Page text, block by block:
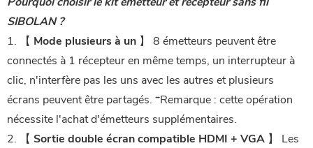
SIBOLAN ?
1. 【 Mode plusieurs à un 】 8 émetteurs peuvent être
connectés à 1 récepteur en même temps, un interrupteur à
clic, n'interfère pas les uns avec les autres et plusieurs
écrans peuvent être partagés. *Remarque : cette opération
nécessite l'achat d'émetteurs supplémentaires.
2. 【 Sortie double écran compatible HDMI + VGA 】 Les